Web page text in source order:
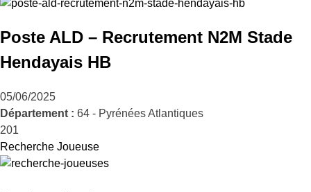
Poste ALD – Recrutement N2M Stade
Hendayais HB
05/06/2025
Département : 64 - Pyrénées Atlantiques
201
Recherche Joueuse